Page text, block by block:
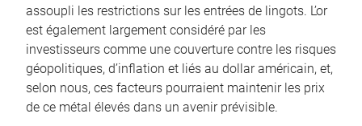
assoupli les restrictions sur les entrées de lingots. L’or
est également largement considéré par les
investisseurs comme une couverture contre les risques
géopolitiques, d’inflation et liés au dollar américain, et,
selon nous, ces facteurs pourraient maintenir les prix
de ce métal élevés dans un avenir prévisible.